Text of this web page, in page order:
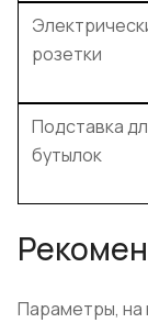
розетки
Подставка
бутылок
Параметры, на